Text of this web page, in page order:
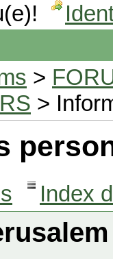
>
>
Index